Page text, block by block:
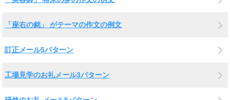
「座右の銘」 がテーマの作文の例文
訂正メール5パターン
工場見学のお礼メール3パターン